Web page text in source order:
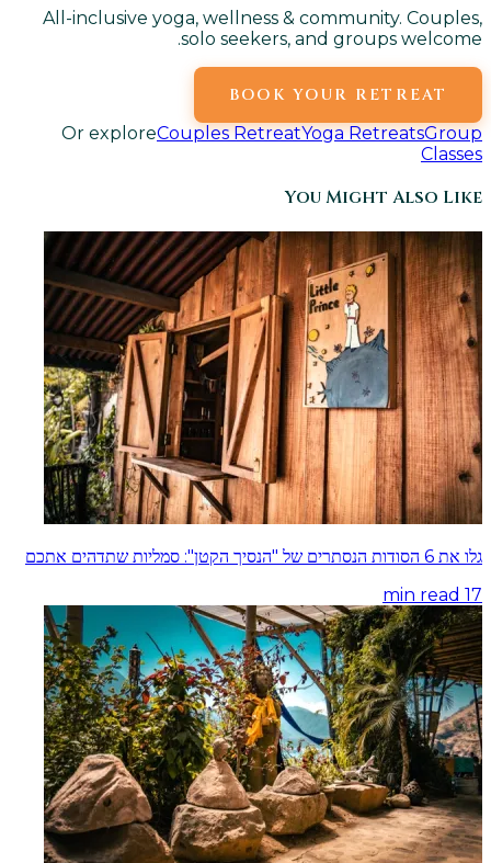
All-inclusive yoga, wellness & community. Couples,
solo seekers, and groups welcome.
BOOK YOUR RETREAT
Or exploreCouples RetreatYoga RetreatsGroup
Classes
You Might Also Like
גלו את 6 הסודות הנסתרים של "הנסיך הקטן": סמליות שתדהים אתכם
17